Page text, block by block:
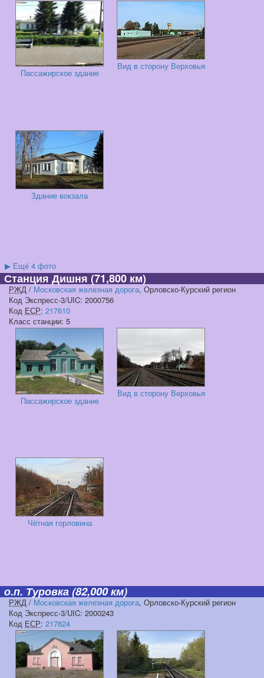
Пассажирское здание
Вид в сторону Верховья
Здание вокзала
▶ Ещё 4 фото
Станция Дишня(71,800 км)
РЖД / Московская железная дорога, Орловско-Курский регион
Код Экспресс-3/UIC: 2000756
Код ЕСР: 217610
Класс станции: 5
Пассажирское здание
Вид в сторону Верховья
Чётная горловина
о.п. Туровка(82,000 км)
РЖД / Московская железная дорога, Орловско-Курский регион
Код Экспресс-3/UIC: 2000243
Код ЕСР: 217624